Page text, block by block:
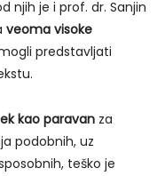
njih je i prof. dr. Sanjin
veoma visoke
predstavljati
kao paravan za
podobnih, uz
teško je